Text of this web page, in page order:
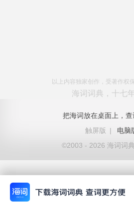
以上内容独家创作，受著作权
海词词典，十七
把海词放在桌面上，查
触屏版
|
电脑
©2003 - 2026 海词词